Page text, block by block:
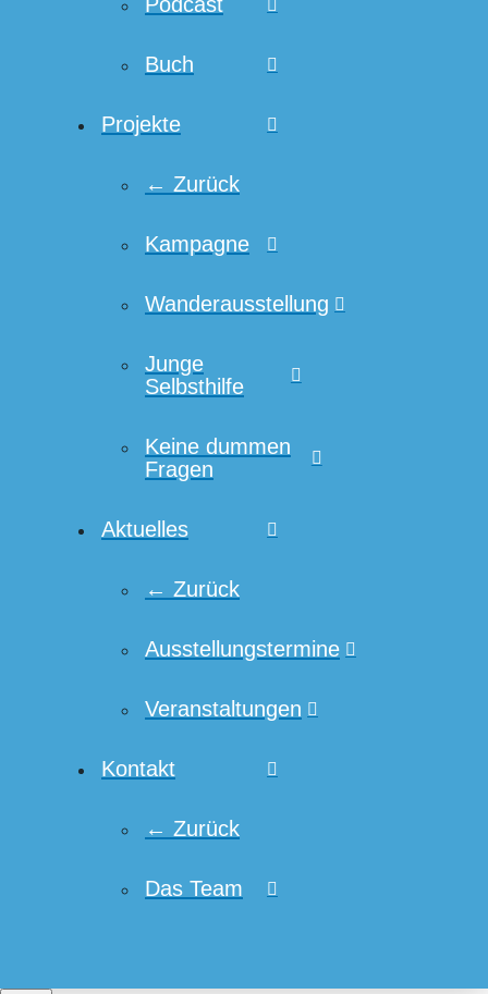
Buch
Projekte
← Zurück
Kampagne
Wanderausstellung
Junge
Selbsthilfe
Keine dummen
Fragen
Aktuelles
← Zurück
Ausstellungstermine
Veranstaltungen
Kontakt
← Zurück
Das Team